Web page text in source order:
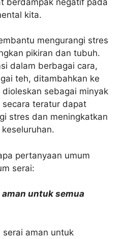
kita.
mengurangi stres
pikiran dan tubuh.
dalam berbagai cara,
teh, ditambahkan ke
sebagai minyak
secara teratur dapat
stres dan meningkatkan
pertanyaan umum
serai:
untuk semua
serai aman untuk